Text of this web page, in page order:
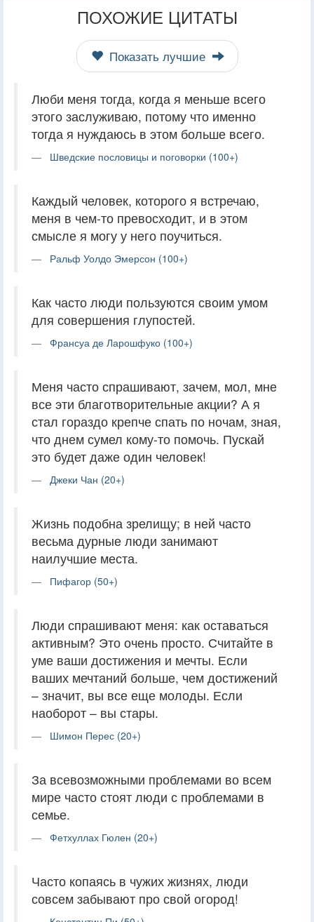
ПОХОЖИЕ ЦИТАТЫ
Показать лучшие
Люби меня тогда, когда я меньше всего
этого заслуживаю, потому что именно
тогда я нуждаюсь в этом больше всего.
Шведские пословицы и поговорки (100+)
Каждый человек, которого я встречаю,
меня в чем-то превосходит, и в этом
смысле я могу у него поучиться.
Ральф Уолдо Эмерсон (100+)
Как часто люди пользуются своим умом
для совершения глупостей.
Франсуа де Ларошфуко (100+)
Меня часто спрашивают, зачем, мол, мне
все эти благотворительные акции? А я
стал гораздо крепче спать по ночам, зная,
что днем сумел кому-то помочь. Пускай
это будет даже один человек!
Джеки Чан (20+)
Жизнь подобна зрелищу; в ней часто
весьма дурные люди занимают
наилучшие места.
Пифагор (50+)
Люди спрашивают меня: как оставаться
активным? Это очень просто. Считайте в
уме ваши достижения и мечты. Если
ваших мечтаний больше, чем достижений
– значит, вы все еще молоды. Если
наоборот – вы стары.
Шимон Перес (20+)
За всевозможными проблемами во всем
мире часто стоят люди с проблемами в
семье.
Фетхуллах Гюлен (20+)
Часто копаясь в чужих жизнях, люди
совсем забывают про свой огород!